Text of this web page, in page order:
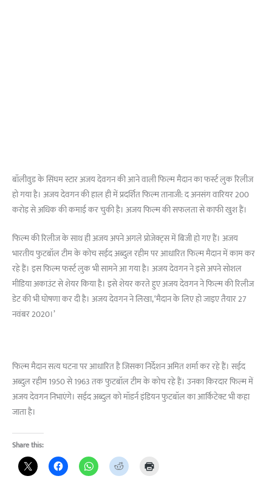
बॉलीवुड के सिंघम स्टार अजय देवगन की आने वाली फिल्म मैदान का फर्स्ट लुक रिलीज
हो गया है। अजय देवगन की हाल ही में प्रदर्शित फिल्म तानाजी: द अनसंग वारियर 200
करोड़ से अधिक की कमाई कर चुकी है। अजय फिल्म की सफलता से काफी खुश हैं।
फिल्म की रिलीज के साथ ही अजय अपने अगले प्रोजेक्ट्स में बिजी हो गए हैं। अजय
भारतीय फुटबॉल टीम के कोच सईद अब्दुल रहीम पर आधारित फिल्म मैदान में काम कर
रहे हैं। इस फिल्म फर्स्ट लुक भी सामने आ गया है। अजय देवगन ने इसे अपने सोशल
मीडिया अकाउंट से शेयर किया है। इसे शेयर करते हुए अजय देवगन ने फिल्म की रिलीज
डेट की भी घोषणा कर दी है। अजय देवगन ने लिखा, ‘मैदान के लिए हो जाइए तैयार 27
नवंबर 2020।’
फिल्म मैदान सत्य घटना पर आधारित है जिसका निर्देशन अमित शर्मा कर रहे हैं। सईद
अब्दुल रहीम 1950 से 1963 तक फुटबॉल टीम के कोच रहे हैं। उनका किरदार फिल्म में
अजय देवगन निभाएंगे। सईद अब्दुल को मॉडर्न इंडियन फुटबॉल का आर्किटेक्ट भी कहा
जाता है।
Share this: